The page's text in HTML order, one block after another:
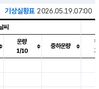
기상실황표 2026.05.19.07:00
수, 바람, 기압등을 안내한 표입
씨
운량
1/10
중하운량